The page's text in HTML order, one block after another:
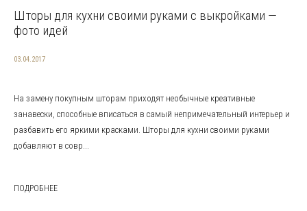
Шторы для кухни своими руками с выкройками —
фото идей
03.04.2017
На замену покупным шторам приходят необычные креативные
занавески, способные вписаться в самый непримечательный интерьер и
разбавить его яркими красками. Шторы для кухни своими руками
добавляют в совр...
ПОДРОБНЕЕ